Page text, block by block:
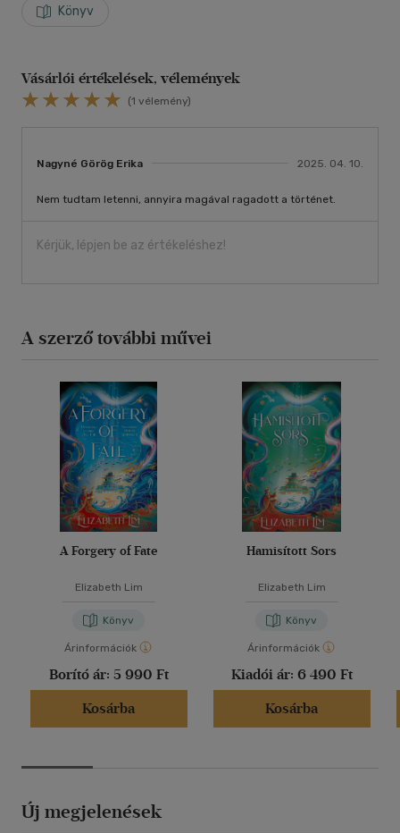
Könyv
Vásárlói értékelések, vélemények
(1 vélemény)
Nagyné Görög Erika 2025. 04. 10.
Nem tudtam letenni, annyira magával ragadott a történet.
Kérjük, lépjen be az értékeléshez!
A szerző további művei
A Forgery of Fate
Elizabeth Lim
Könyv
Árinformációk
Borító ár: 5 990 Ft
Kosárba
Hamisított Sors
Elizabeth Lim
Könyv
Árinformációk
Kiadói ár: 6 490 Ft
Kosárba
Új megjelenések